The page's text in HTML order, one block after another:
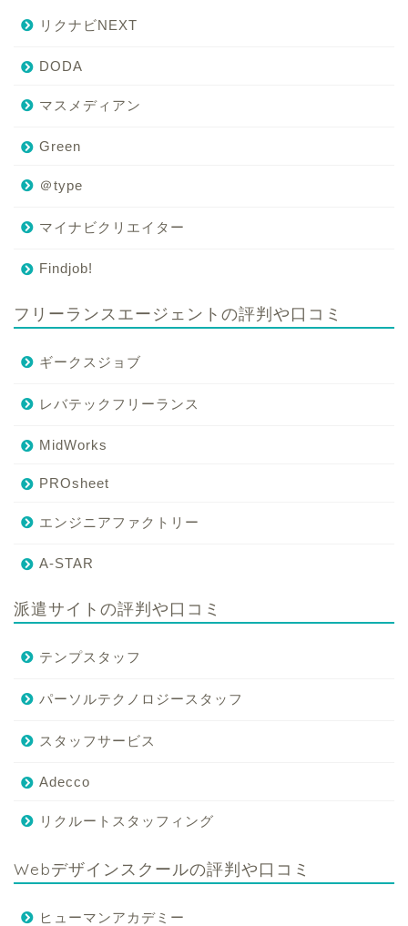
リクナビNEXT
DODA
マスメディアン
Green
＠type
マイナビクリエイター
Findjob!
フリーランスエージェントの評判や口コミ
ギークスジョブ
レバテックフリーランス
MidWorks
PROsheet
エンジニアファクトリー
A-STAR
派遣サイトの評判や口コミ
テンプスタッフ
パーソルテクノロジースタッフ
スタッフサービス
Adecco
リクルートスタッフィング
Webデザインスクールの評判や口コミ
ヒューマンアカデミー